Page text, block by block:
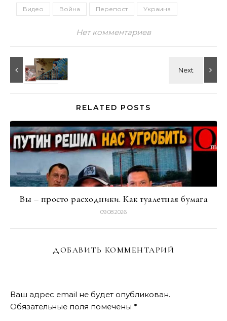
Видео Война Перепост Украина
Нет комментариев
RELATED POSTS
Вы – просто расходники. Как туалетная бумага
09.08.2026
ДОБАВИТЬ КОММЕНТАРИЙ
Ваш адрес email не будет опубликован.
Обязательные поля помечены *